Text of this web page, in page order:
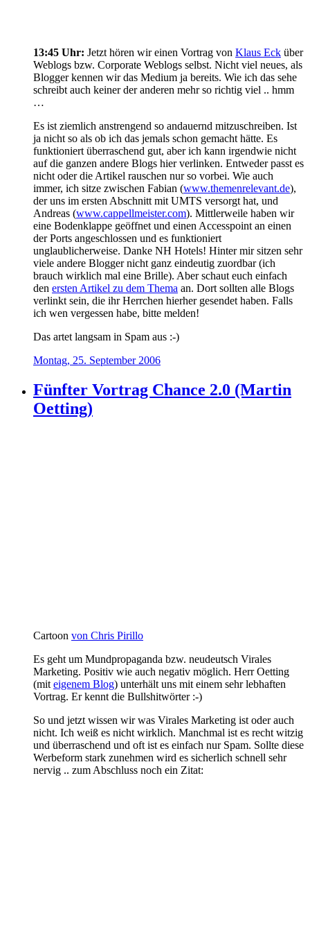
13:45 Uhr: Jetzt hören wir einen Vortrag von Klaus Eck über
Weblogs bzw. Corporate Weblogs selbst. Nicht viel neues, als
Blogger kennen wir das Medium ja bereits. Wie ich das sehe
schreibt auch keiner der anderen mehr so richtig viel .. hmm
…
Es ist ziemlich anstrengend so andauernd mitzuschreiben. Ist
ja nicht so als ob ich das jemals schon gemacht hätte. Es
funktioniert überraschend gut, aber ich kann irgendwie nicht
auf die ganzen andere Blogs hier verlinken. Entweder passt es
nicht oder die Artikel rauschen nur so vorbei. Wie auch
immer, ich sitze zwischen Fabian (www.themenrelevant.de),
der uns im ersten Abschnitt mit UMTS versorgt hat, und
Andreas (www.cappellmeister.com). Mittlerweile haben wir
eine Bodenklappe geöffnet und einen Accesspoint an einen
der Ports angeschlossen und es funktioniert
unglaublicherweise. Danke NH Hotels! Hinter mir sitzen sehr
viele andere Blogger nicht ganz eindeutig zuordbar (ich
brauch wirklich mal eine Brille). Aber schaut euch einfach
den ersten Artikel zu dem Thema an. Dort sollten alle Blogs
verlinkt sein, die ihr Herrchen hierher gesendet haben. Falls
ich wen vergessen habe, bitte melden!
Das artet langsam in Spam aus :-)
Montag, 25. September 2006
Fünfter Vortrag Chance 2.0 (Martin
Oetting)
Cartoon von Chris Pirillo
Es geht um Mundpropaganda bzw. neudeutsch Virales
Marketing. Positiv wie auch negativ möglich. Herr Oetting
(mit eigenem Blog) unterhält uns mit einem sehr lebhaften
Vortrag. Er kennt die Bullshitwörter :-)
So und jetzt wissen wir was Virales Marketing ist oder auch
nicht. Ich weiß es nicht wirklich. Manchmal ist es recht witzig
und überraschend und oft ist es einfach nur Spam. Sollte diese
Werbeform stark zunehmen wird es sicherlich schnell sehr
nervig .. zum Abschluss noch ein Zitat: